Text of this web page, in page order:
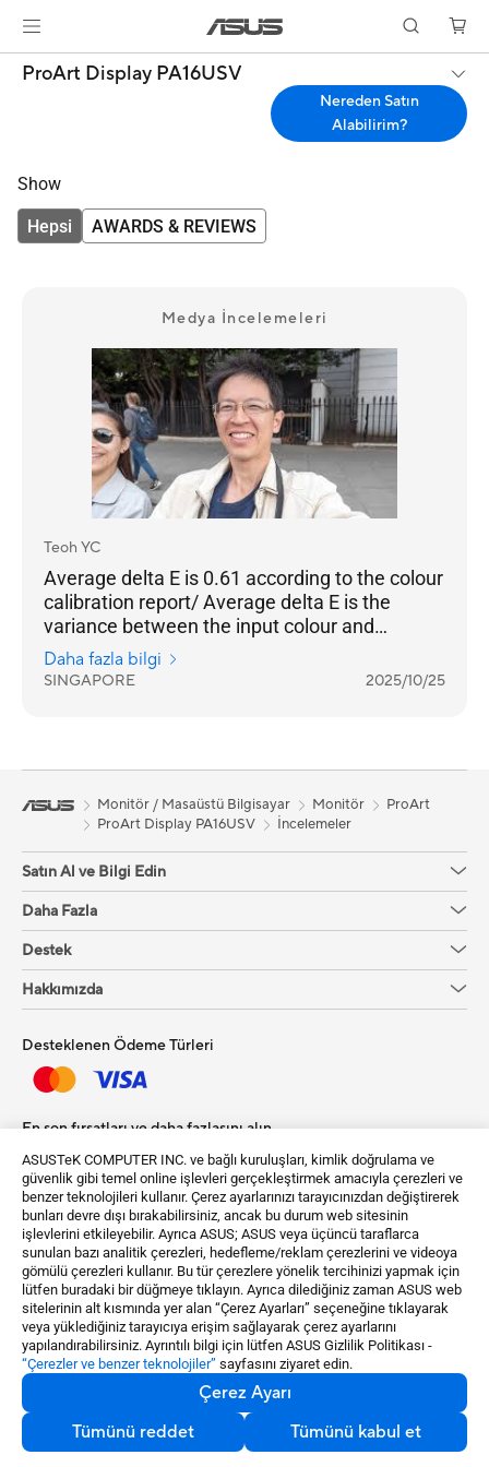
ASUSTeK COMPUTER INC. ve bağlı kuruluşları, kimlik doğrulama ve
güvenlik gibi temel online işlevleri gerçekleştirmek amacıyla çerezleri ve
benzer teknolojileri kullanır. Çerez ayarlarınızı tarayıcınızdan değiştirerek
bunları devre dışı bırakabilirsiniz, ancak bu durum web sitesinin
işlevlerini etkileyebilir. Ayrıca ASUS; ASUS veya üçüncü taraflarca
sunulan bazı analitik çerezleri, hedefleme/reklam çerezlerini ve videoya
gömülü çerezleri kullanır. Bu tür çerezlere yönelik tercihinizi yapmak için
lütfen buradaki bir düğmeye tıklayın. Ayrıca dilediğiniz zaman ASUS web
sitelerinin alt kısmında yer alan “Çerez Ayarları” seçeneğine tıklayarak
veya yüklediğiniz tarayıcıya erişim sağlayarak çerez ayarlarını
yapılandırabilirsiniz. Ayrıntılı bilgi için lütfen ASUS Gizlilik Politikası -
“Çerezler ve benzer teknolojiler” sayfasını ziyaret edin.
Çerez Ayarı
Tümünü reddet
Tümünü kabul et
ProArt Display PA16USV
Nereden Satın
Alabilirim?
Show
Hepsi AWARDS & REVIEWS
Medya İncelemeleri
Teoh YC
Average delta E is 0.61 according to the colour
calibration report/ Average delta E is the
variance between the input colour and
measured output colour. Anything less than 2
is good, less than 1 is terrific.
Daha fazla bilgi
SINGAPORE 2025/10/25
Monitör / Masaüstü Bilgisayar Monitör
ProArt
ProArt Display PA16USV
İncelemeler
Satın Al ve Bilgi Edin
Daha Fazla
Destek
Hakkımızda
Desteklenen Ödeme Türleri
En son fırsatları ve daha fazlasını alın
Kayıt Ol
Türkiye / Türkçe
©ASUSTeK Computer Inc. Bütün Hakları Saklıdır.
Gizlilik Koşulları Çerez Ayarı